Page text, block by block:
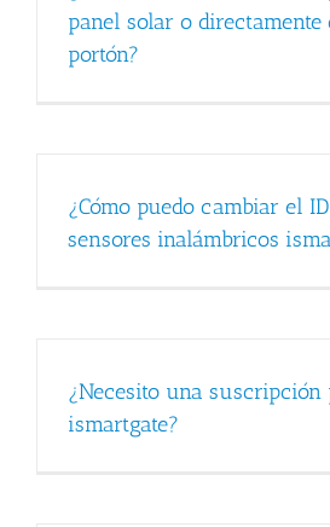
panel solar o directamente
portón?
¿Cómo puedo cambiar el
sensores inalámbricos
¿Necesito una
ismartgate?